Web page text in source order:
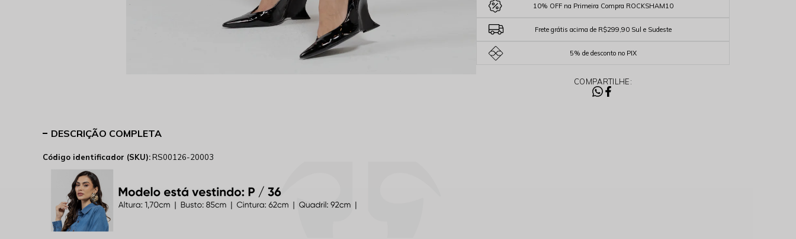
10% OFF na Primeira Compra ROCKSHAM10
Frete grátis acima de R$299,90 Sul e Sudeste
5% de desconto no PIX
COMPARTILHE:
DESCRIÇÃO COMPLETA
Código identificador (SKU):RS00126-20003